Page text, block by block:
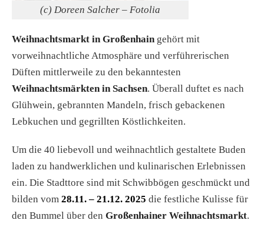
(c) Doreen Salcher – Fotolia
Weihnachtsmarkt in Großenhain gehört mit
vorweihnachtliche Atmosphäre und verführerischen
Düften mittlerweile zu den bekanntesten
Weihnachtsmärkten in Sachsen. Überall duftet es nach
Glühwein, gebrannten Mandeln, frisch gebackenen
Lebkuchen und gegrillten Köstlichkeiten.
Um die 40 liebevoll und weihnachtlich gestaltete Buden
laden zu handwerklichen und kulinarischen Erlebnissen
ein. Die Stadttore sind mit Schwibbögen geschmückt und
bilden vom 28.11. – 21.12. 2025 die festliche Kulisse für
den Bummel über den Großenhainer Weihnachtsmarkt.